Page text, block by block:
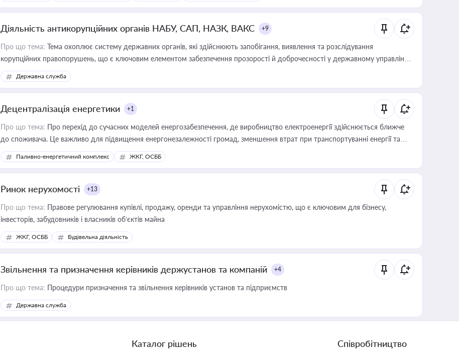
Діяльність антикорупційних органів НАБУ, САП, НАЗК, ВАКС +9
Про що тема: Тема охоплює систему державних органів, які здійснюють запобігання, виявлення та розслідування
корупційних правопорушень, що є ключовим елементом забезпечення прозорості й доброчесності у державному управлінні
та бізнесі
Державна служба
Децентралізація енергетики +1
Про що тема: Про перехід до сучасних моделей енергозабезпечення, де виробництво електроенергії здійснюється ближче
до споживача. Це важливо для підвищення енергонезалежності громад, зменшення втрат при транспортуванні енергії та
стимулювання розвитку відновлюваних джерел
Паливно-енергетичний комплекс ЖКГ, ОСББ
Ринок нерухомості +13
Про що тема: Правове регулювання купівлі, продажу, оренди та управління нерухомістю, що є ключовим для бізнесу,
інвесторів, забудовників і власників об’єктів майна
ЖКГ, ОСББ Будівельна діяльність
Звільнення та призначення керівників держустанов та компаній +4
Про що тема: Процедури призначення та звільнення керівників установ та підприємств
Державна служба
Каталог рішень Співробітництво